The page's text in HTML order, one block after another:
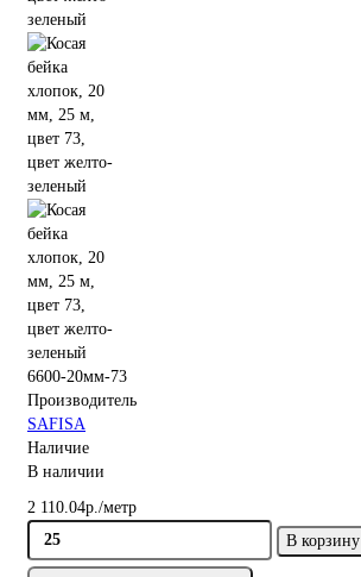
6600-20мм-73
Производитель
SAFISA
Наличие
В наличии
2 110.04р./метр
В корзину